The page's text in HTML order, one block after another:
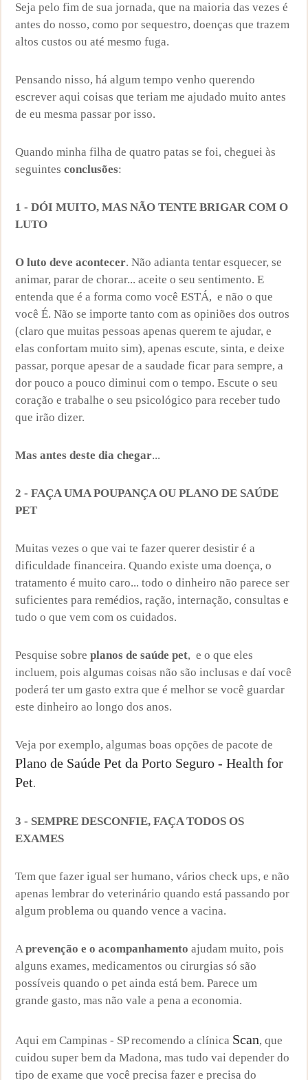
Seja pelo fim de sua jornada, que na maioria das vezes é
antes do nosso, como por sequestro, doenças que trazem
altos custos ou até mesmo fuga.
Pensando nisso, há algum tempo venho querendo
escrever aqui coisas que teriam me ajudado muito antes
de eu mesma passar por isso.
Quando minha filha de quatro patas se foi, cheguei às
seguintes conclusões:
1 - DÓI MUITO, MAS NÃO TENTE BRIGAR COM O
LUTO
O luto deve acontecer. Não adianta tentar esquecer, se
animar, parar de chorar... aceite o seu sentimento. E
entenda que é a forma como você ESTÁ, e não o que
você É. Não se importe tanto com as opiniões dos outros
(claro que muitas pessoas apenas querem te ajudar, e
elas confortam muito sim), apenas escute, sinta, e deixe
passar, porque apesar de a saudade ficar para sempre, a
dor pouco a pouco diminui com o tempo. Escute o seu
coração e trabalhe o seu psicológico para receber tudo
que irão dizer.
Mas antes deste dia chegar...
2 - FAÇA UMA POUPANÇA OU PLANO DE SAÚDE
PET
Muitas vezes o que vai te fazer querer desistir é a
dificuldade financeira. Quando existe uma doença, o
tratamento é muito caro... todo o dinheiro não parece ser
suficientes para remédios, ração, internação, consultas e
tudo o que vem com os cuidados.
Pesquise sobre planos de saúde pet, e o que eles
incluem, pois algumas coisas não são inclusas e daí você
poderá ter um gasto extra que é melhor se você guardar
este dinheiro ao longo dos anos.
Veja por exemplo, algumas boas opções de pacote de
Plano de Saúde Pet da Porto Seguro - Health for
Pet.
3 - SEMPRE DESCONFIE, FAÇA TODOS OS
EXAMES
Tem que fazer igual ser humano, vários check ups, e não
apenas lembrar do veterinário quando está passando por
algum problema ou quando vence a vacina.
Aprevenção e o acompanhamento ajudam muito, pois
alguns exames, medicamentos ou cirurgias só são
possíveis quando o pet ainda está bem. Parece um
grande gasto, mas não vale a pena a economia.
Aqui em Campinas - SP recomendo a clínica Scan, que
cuidou super bem da Madona, mas tudo vai depender do
tipo de exame que você precisa fazer e precisa do